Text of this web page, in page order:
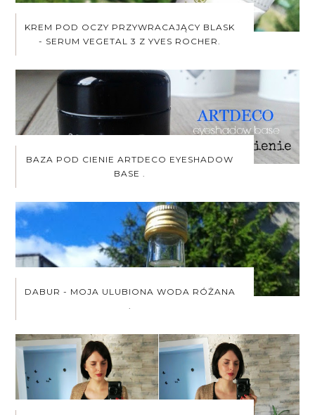
KREM POD OCZY PRZYWRACAJĄCY BLASK
- SERUM VEGETAL 3 Z YVES ROCHER.
BAZA POD CIENIE ARTDECO EYESHADOW
BASE .
DABUR - MOJA ULUBIONA WODA RÓŻANA
.